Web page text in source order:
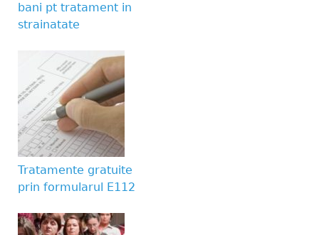
bani pt tratament in
strainatate
Tratamente gratuite
prin formularul E112